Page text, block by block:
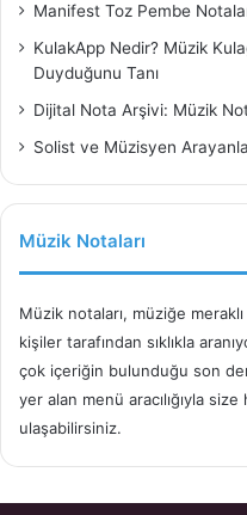
Manifest Toz Pembe
KulakApp Nedir? Müzik
Duyduğunu Tanı
Dijital Nota Arşivi: Müzik
Solist ve Müzisyen
Müzik Notaları
Müzik notaları, müziğe
kişiler tarafından sıklıkla
çok içeriğin bulunduğu son
yer alan menü aracılığıyla
ulaşabilirsiniz.